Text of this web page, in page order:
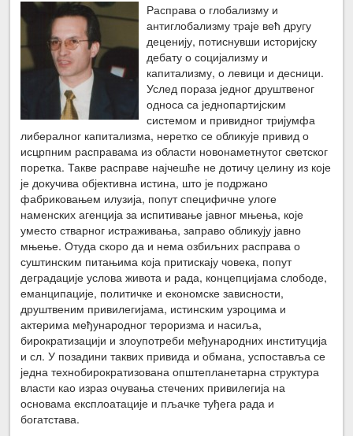
Расправа о глобализму и
антиглобализму траје већ другу
деценију, потиснувши историјску
дебату о социјализму и
капитализму, о левици и десници.
Услед пораза једног друштвеног
односа са једнопартијским
системом и привидног тријумфа
либералног капитализма, неретко се обликује привид о
исцрпним расправама из области новонаметнутог светског
поретка. Такве расправе најчешће не дотичу целину из које
је докучива објективна истина, што је подржано
фабриковањем илузија, попут специфичне улоге
наменских агенција за испитивање јавног мњења, које
уместо стварног истраживања, заправо обликују јавно
мњење. Отуда скоро да и нема озбиљних расправа о
суштинским питањима која притискају човека, попут
деградације услова живота и рада, концепцијама слободе,
еманципације, политичке и економске зависности,
друштвеним привилегијама, истинским узроцима и
актерима међународног тероризма и насиља,
бирократизацији и злоупотреби међународних институција
и сл. У позадини таквих привида и обмана, успоставља се
једна технобирократизована општепланетарна структура
власти као израз очувања стечених привилегија на
основама експлоатације и пљачке туђега рада и
богатстава.